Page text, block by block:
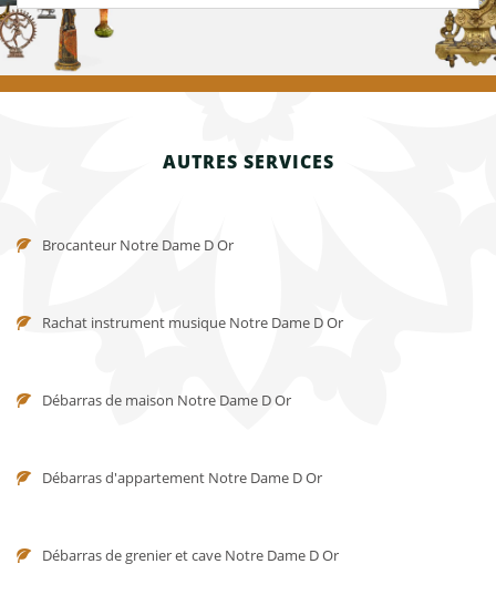
AUTRES SERVICES
Brocanteur Notre Dame D Or
Rachat instrument musique Notre Dame D Or
Débarras de maison Notre Dame D Or
Débarras d'appartement Notre Dame D Or
Débarras de grenier et cave Notre Dame D Or